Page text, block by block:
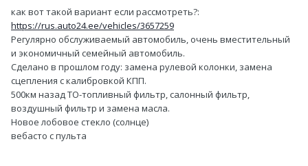
как вот такой вариант если рассмотреть?:
https://rus.auto24.ee/vehicles/3657259
Регулярно обслуживаемый автомобиль, очень вместительный
и экономичный семейный автомобиль.
Сделано в прошлом году: замена рулевой колонки, замена
сцепления с калибровкой КПП.
500км назад ТО-топливный фильтр, салонный фильтр,
воздушный фильтр и замена масла.
Новое лобовое стекло (солнце)
вебасто с пульта